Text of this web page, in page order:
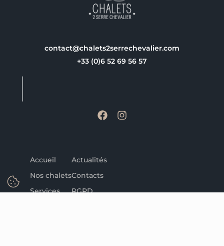
contact@chalets2serrechevalier.com
+33 (0)6 52 69 56 57
F
a
b
o
o
I
m
Accueil
Nos chalets
Services
Actualités
Contacts
RGPD